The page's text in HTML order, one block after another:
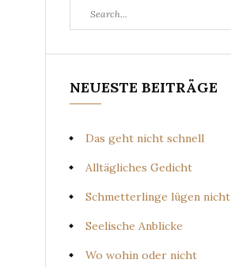
for:
NEUESTE BEITRÄGE
Das geht nicht schnell
Alltägliches Gedicht
Schmetterlinge lügen nicht
Seelische Anblicke
Wo wohin oder nicht